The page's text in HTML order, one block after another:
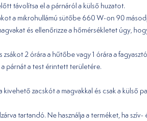
távolítsa el a párnáról a külső huzatot.
a mikrohullámú sütőbe 660 W-on 90
és ellenőrizze a hőmérsékletet úgy,
zsákot 2 órára a hűtőbe vagy 1 órára a
párnát a test érintett területére.
kivehető zacskót a magvakkal és csak a
tartandó. Ne használja a terméket, ha